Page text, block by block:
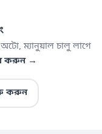
অটো, ম্যানুয়াল চালু লাগে
করুন →
করুন